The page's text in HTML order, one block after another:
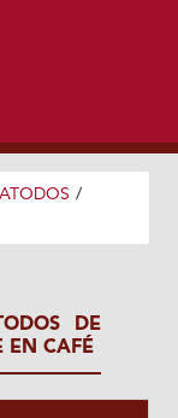
/
DE
EN CAFÉ